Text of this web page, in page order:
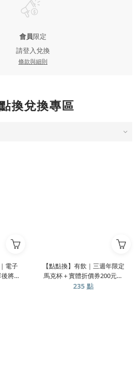
會員限定
請登入兌換
條款與細則
換兌換專區
電子
將發
【點點換】有飲｜三週年限定
馬克杯＋實體折價券200元兩
張
235 點